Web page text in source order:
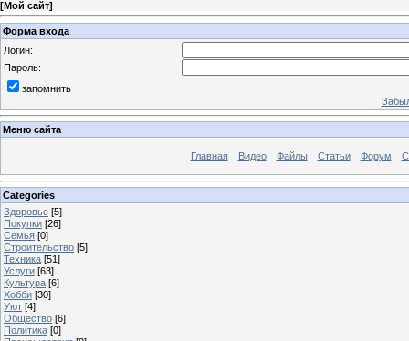
[Мой сайт]
Форма входа
Логин:
Пароль:
запомнить
Меню сайта
Главная Видео Файлы Статьи Форум
Categories
Здоровье [5]
Покупки [26]
Семья [0]
Строительство [5]
Техника [51]
Услуги [63]
Культура [6]
Хобби [30]
Уют [4]
Общество [6]
Политика [0]